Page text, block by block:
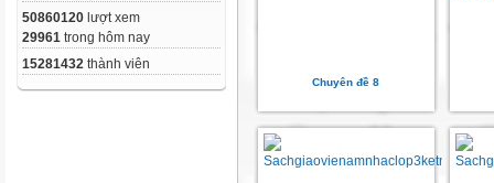
50860120 lượt xem
29961 trong hôm nay
15281432 thành viên
Chuyên đề 8